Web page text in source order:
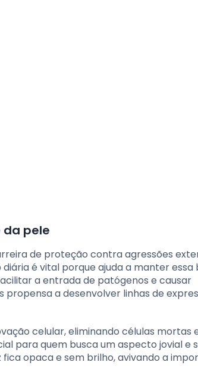
pele
de proteção contra agressões
é vital porque ajuda a manter
a entrada de patógenos e causar
a desenvolver linhas de
celular, eliminando células mortas
para quem busca um aspecto jovial e
opaca e sem brilho, avivando a